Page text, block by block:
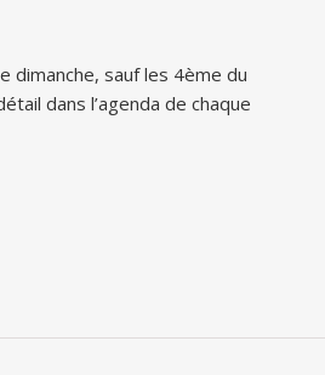
dimanche, sauf les 4ème du
dans l’agenda de chaque